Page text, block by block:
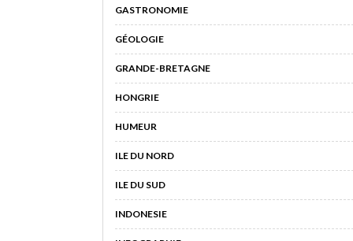
GASTRONOMIE
GÉOLOGIE
GRANDE-BRETAGNE
HONGRIE
HUMEUR
ILE DU NORD
ILE DU SUD
INDONESIE